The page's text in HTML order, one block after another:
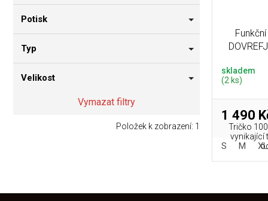
Potisk
Typ
Velikost
Vymazat filtry
Položek k zobrazení: 1
skladem
(2 ks)
1 490
Tričko
vynikající
S M XL